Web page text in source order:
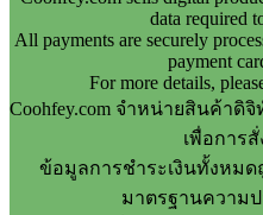
data required
All payments are securely
payment
For more details,
Coohfey.com จำหน่ายสินค้าดิ
เพื่อการ
ข้อมูลการชำระเงินทั้งหมด
มาตรฐานความ